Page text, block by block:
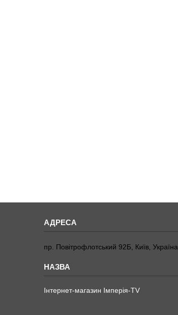
пр. Повітрофлотський 92Б, Київ, Україна
Інтернет-магазин Імперія-TV